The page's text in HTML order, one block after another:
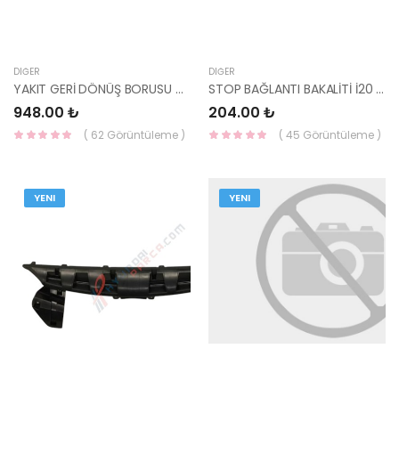
DIĞER
YAKIT GERİ DÖNÜŞ BORUSU DİZEL ERA/ BLUE / GETZ / CERATO / İ30 31471-2A401-YS
948.00 ₺
( 62 Görüntüleme )
DIĞER
STOP BAĞLANTI BAKALİTİ İ20 2014- SOL 0104-YS
204.00 ₺
( 45 Görüntüleme )
YENI YENI